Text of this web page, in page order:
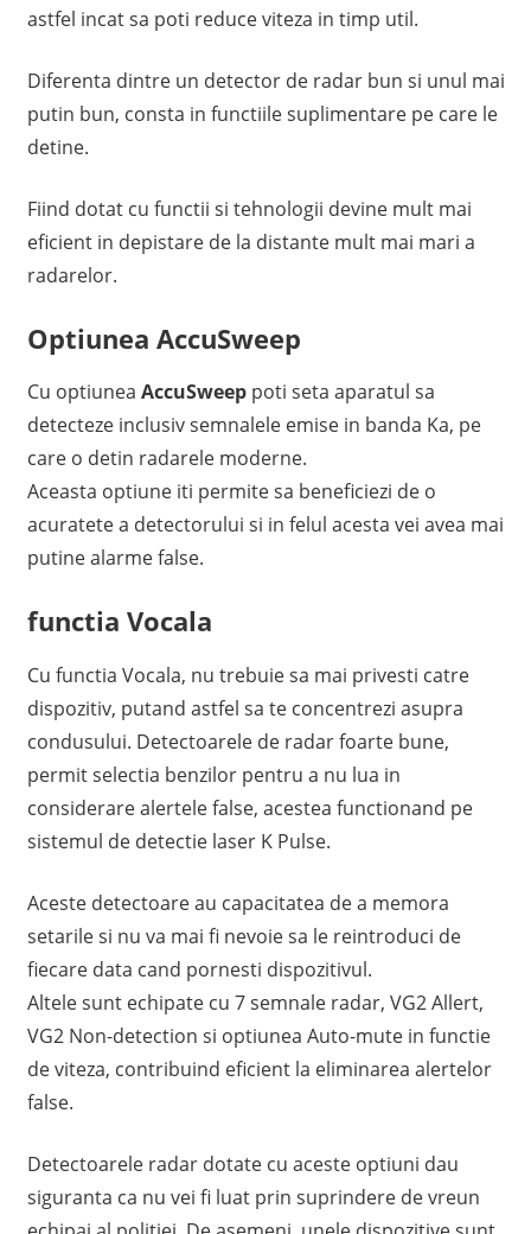
astfel incat sa poti reduce viteza in timp util.
Diferenta dintre un detector de radar bun si unul mai
putin bun, consta in functiile suplimentare pe care le
detine.
Fiind dotat cu functii si tehnologii devine mult mai
eficient in depistare de la distante mult mai mari a
radarelor.
Optiunea AccuSweep
Cu optiunea AccuSweeppoti seta aparatul sa
detecteze inclusiv semnalele emise in banda Ka, pe
care o detin radarele moderne.
Aceasta optiune iti permite sa beneficiezi de o
acuratete a detectorului si in felul acesta vei avea mai
putine alarme false.
functia Vocala
Cu functia Vocala, nu trebuie sa mai privesti catre
dispozitiv, putand astfel sa te concentrezi asupra
condusului. Detectoarele de radar foarte bune,
permit selectia benzilor pentru a nu lua in
considerare alertele false, acestea functionand pe
sistemul de detectie laser K Pulse.
Aceste detectoare au capacitatea de a memora
setarile si nu va mai fi nevoie sa le reintroduci de
fiecare data cand pornesti dispozitivul.
Altele sunt echipate cu 7 semnale radar, VG2 Allert,
VG2 Non-detection si optiunea Auto-mute in functie
de viteza, contribuind eficient la eliminarea alertelor
false.
Detectoarele radar dotate cu aceste optiuni dau
siguranta ca nu vei fi luat prin suprindere de vreun